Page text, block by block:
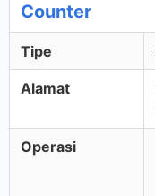
Counter
Tipe
Alamat
Operasi